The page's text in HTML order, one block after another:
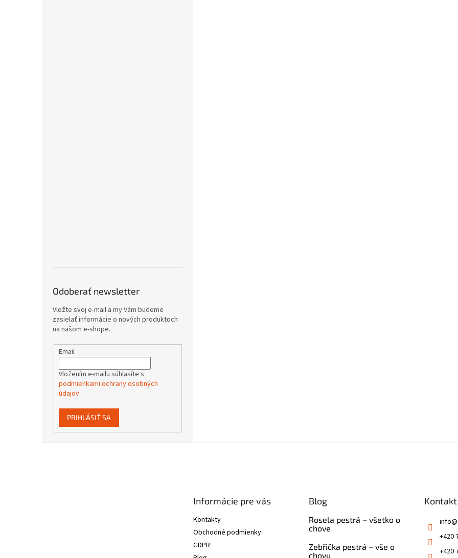
Odoberať newsletter
Vložte svoj e-mail a my Vám budeme
zasielať informácie o nových produktoch
na našom e-shope.
Email
Vložením e-mailu súhlasíte s
podmienkami ochrany osobných
údajov
PRIHLÁSIŤ SA
Informácie pre vás
Kontakty
Obchodné podmienky
GDPR
Blog
Rosela pestrá – všetko o
chove
Zebřička pestrá – vše o
chovu
Kontakt
info@
+420
+420